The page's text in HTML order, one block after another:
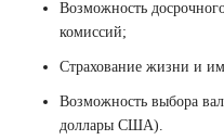
Возможность
комиссий;
Страхование жизни и
Возможность выбора
доллары США).